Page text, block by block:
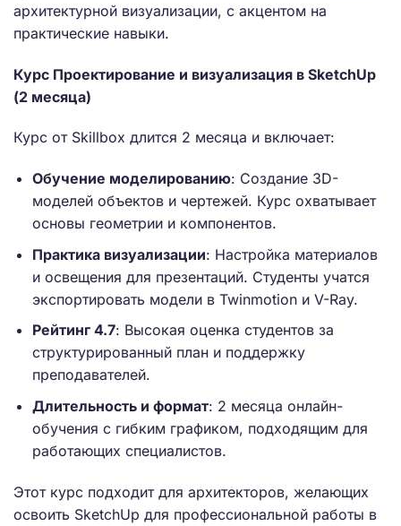
архитектурной визуализации, с акцентом на
практические навыки.
Курс Проектирование и визуализация в SketchUp
(2 месяца)
Курс от Skillbox длится 2 месяца и включает:
Обучение моделированию: Создание 3D-
моделей объектов и чертежей. Курс охватывает
основы геометрии и компонентов.
Практика визуализации: Настройка материалов
и освещения для презентаций. Студенты учатся
экспортировать модели в Twinmotion и V-Ray.
Рейтинг 4.7: Высокая оценка студентов за
структурированный план и поддержку
преподавателей.
Длительность и формат: 2 месяца онлайн-
обучения с гибким графиком, подходящим для
работающих специалистов.
Этот курс подходит для архитекторов, желающих
освоить SketchUp для профессиональной работы в